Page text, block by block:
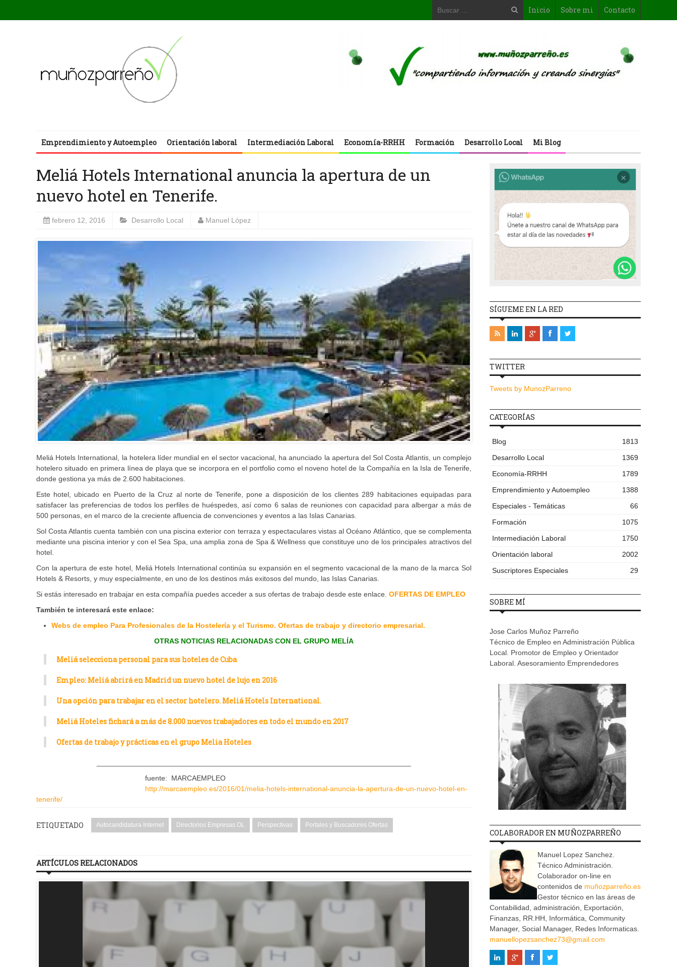
Inicio Sobre mi Contacto
Emprendimiento y Autoempleo Orientación laboral Intermediación Laboral Economía-RRHH Formación Desarrollo Local Mi Blog
Meliá Hotels International anuncia la apertura de un
nuevo hotel en Tenerife.
febrero 12, 2016 Desarrollo Local Manuel López
Meliá Hotels International, la hotelera líder mundial en el sector vacacional, ha anunciado la apertura del Sol Costa Atlantis, un complejo
hotelero situado en primera línea de playa que se incorpora en el portfolio como el noveno hotel de la Compañía en la Isla de Tenerife,
donde gestiona ya más de 2.600 habitaciones.
Este hotel, ubicado en Puerto de la Cruz al norte de Tenerife, pone a disposición de los clientes 289 habitaciones equipadas para
satisfacer las preferencias de todos los perfiles de huéspedes, así como 6 salas de reuniones con capacidad para albergar a más de
500 personas, en el marco de la creciente afluencia de convenciones y eventos a las Islas Canarias.
Sol Costa Atlantis cuenta también con una piscina exterior con terraza y espectaculares vistas al Océano Atlántico, que se complementa
mediante una piscina interior y con el Sea Spa, una amplia zona de Spa & Wellness que constituye uno de los principales atractivos del
hotel.
Con la apertura de este hotel, Meliá Hotels International continúa su expansión en el segmento vacacional de la mano de la marca Sol
Hotels & Resorts, y muy especialmente, en uno de los destinos más exitosos del mundo, las Islas Canarias.
Si estás interesado en trabajar en esta compañía puedes acceder a sus ofertas de trabajo desde este enlace. OFERTAS DE EMPLEO
También te interesará este enlace:
Webs de empleo Para Profesionales de la Hostelería y el Turismo. Ofertas de trabajo y directorio empresarial.
OTRAS NOTICIAS RELACIONADAS CON EL GRUPO MELÍA
Meliá selecciona personal para sus hoteles de Cuba
Empleo: Meliá abrirá en Madrid un nuevo hotel de lujo en 2016
Una opción para trabajar en el sector hotelero. Meliá Hotels International.
Meliá Hoteles fichará a más de 8.000 nuevos trabajadores en todo el mundo en 2017
Ofertas de trabajo y prácticas en el grupo Melia Hoteles
fuente: MARCAEMPLEO
http://marcaempleo.es/2016/01/melia-hotels-international-anuncia-la-apertura-de-un-nuevo-hotel-en-
tenerife/
ETIQUETADO Autocandidatura Internet Directorios Empresas OL Perspectivas Portales y Buscadores Ofertas
ARTÍCULOS RELACIONADOS
SÍGUEME EN LA RED
TWITTER
Tweets by MunozParreno
CATEGORÍAS
Blog
1813
Desarrollo Local
1369
Economía-RRHH
1789
Emprendimiento y Autoempleo
1388
Especiales - Temáticas
66
Formación
1075
Intermediación Laboral
1750
Orientación laboral
2002
Suscriptores Especiales
29
SOBRE MÍ
Jose Carlos Muñoz Parreño
Técnico de Empleo en Administración Pública
Local. Promotor de Empleo y Orientador
Laboral. Asesoramiento Emprendedores
COLABORADOR EN MUÑOZPARREÑO
Manuel Lopez Sanchez.
Técnico Administración.
Colaborador on-line en
contenidos de muñozparreño.es
Gestor técnico en las áreas de
Contabilidad, administración, Exportación,
Finanzas, RR.HH, Informática, Community
Manager, Social Manager, Redes Informaticas.
manuellopezsanchez73@gmail.com